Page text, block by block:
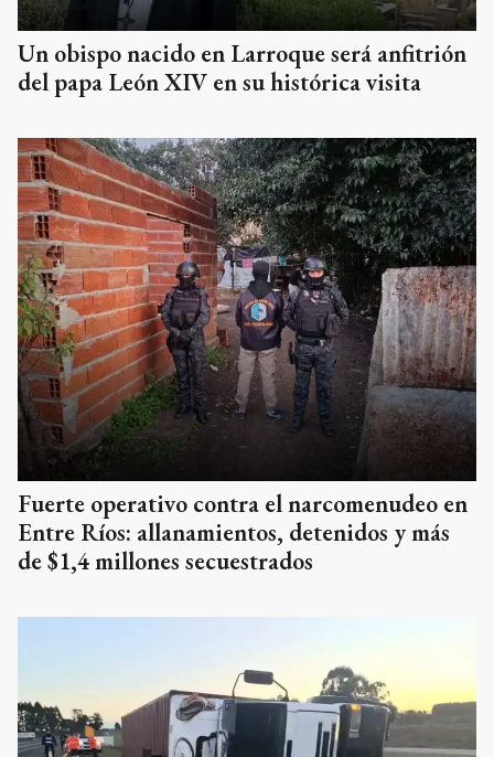
Un obispo nacido en Larroque será anfitrión
del papa León XIV en su histórica visita
Fuerte operativo contra el narcomenudeo en
Entre Ríos: allanamientos, detenidos y más
de $1,4 millones secuestrados